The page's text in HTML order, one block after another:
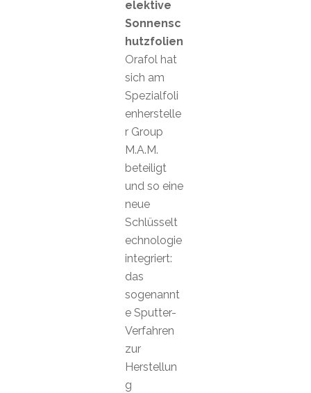
elektive
Sonnensc
hutzfolien
Orafol hat
sich am
Spezialfoli
enherstelle
r Group
M.A.M.
beteiligt
und so eine
neue
Schlüsselt
echnologie
integriert:
das
sogenannt
e Sputter-
Verfahren
zur
Herstellun
g